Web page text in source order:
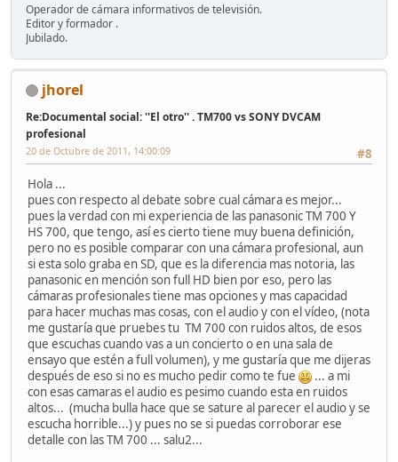
Operador de cámara informativos de televisión.
Editor y formador .
Jubilado.
jhorel
Re:Documental social: ''El otro'' . TM700 vs SONY DVCAM
profesional
#8
20 de Octubre de 2011, 14:00:09
Hola ...
pues con respecto al debate sobre cual cámara es mejor...
pues la verdad con mi experiencia de las panasonic TM 700 Y
HS 700, que tengo, así es cierto tiene muy buena definición,
pero no es posible comparar con una cámara profesional, aun
si esta solo graba en SD, que es la diferencia mas notoria, las
panasonic en mención son full HD bien por eso, pero las
cámaras profesionales tiene mas opciones y mas capacidad
para hacer muchas mas cosas, con el audio y con el vídeo, (nota
me gustaría que pruebes tu TM 700 con ruidos altos, de esos
que escuchas cuando vas a un concierto o en una sala de
ensayo que estén a full volumen), y me gustaría que me dijeras
después de eso si no es mucho pedir como te fue
... a mi
con esas camaras el audio es pesimo cuando esta en ruidos
altos... (mucha bulla hace que se sature al parecer el audio y se
escucha horrible...) y pues no se si puedas corroborar ese
detalle con las TM 700 ... salu2...